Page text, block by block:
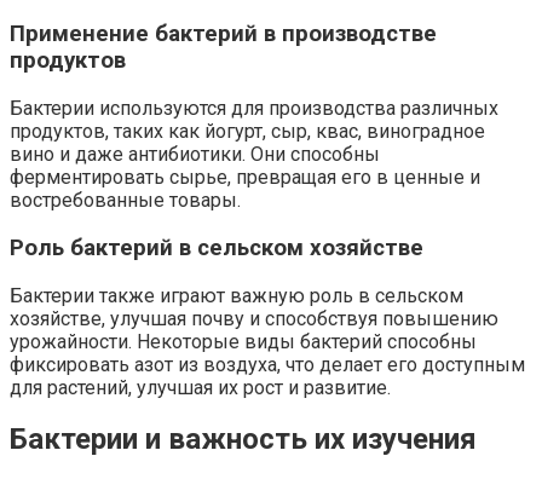
Применение бактерий в производстве
продуктов
Бактерии используются для производства различных
продуктов, таких как йогурт, сыр, квас, виноградное
вино и даже антибиотики. Они способны
ферментировать сырье, превращая его в ценные и
востребованные товары.
Роль бактерий в сельском хозяйстве
Бактерии также играют важную роль в сельском
хозяйстве, улучшая почву и способствуя повышению
урожайности. Некоторые виды бактерий способны
фиксировать азот из воздуха, что делает его доступным
для растений, улучшая их рост и развитие.
Бактерии и важность их изучения